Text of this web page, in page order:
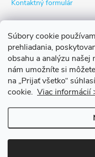
Súbory cookie
prehliadania,
obsahu a analýzu našej
nám umožníte si
na „Prijať všetko“
cookie. Viac informácií
Kontaktný formulár
Copyright 2026Život s